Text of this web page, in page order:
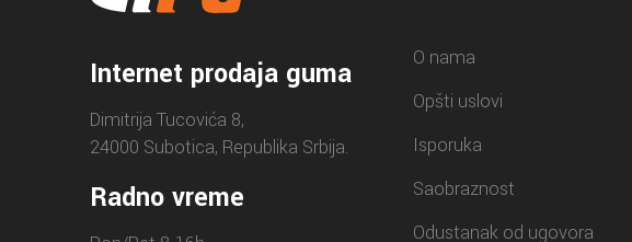
Internet prodaja guma
Dimitrija Tucovića 8,
24000 Subotica, Republika Srbija.
Radno vreme
O nama
Opšti uslovi
Isporuka
Saobraznost
Odustanak od ugovora